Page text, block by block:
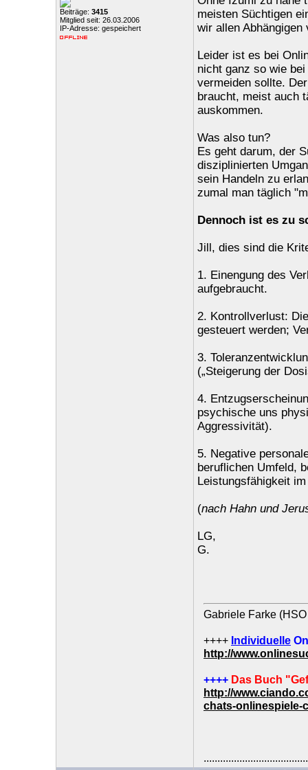
Beiträge: 3415
Mitglied seit: 26.03.2006
IP-Adresse: gespeichert
meisten Süchtigen
wir allen
Leider ist es bei
nicht ganz so wie
vermeiden sollte.
braucht, meist auch
auskommen.
Was also tun?
Es geht darum, der
disziplinierten
sein Handeln zu
zumal man täglich
Dennoch ist es zu
Jill, dies sind die
1. Einengung des
aufgebraucht.
2. Kontrollverlust:
gesteuert werden;
3.
(„Steigerung der
4.
psychische uns
Aggressivität).
5. Negative
beruflichen Umfeld,
Leistungsfähigkeit
(nach Hahn und
LG,
G.
Gabriele Farke (HSO
++++ Individuelle
http://
++++ Das Buch
http://
chats-onlinespiele-